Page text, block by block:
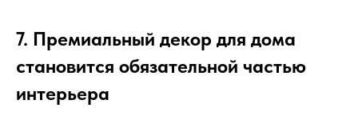
7. Премиальный декор для дома
становится обязательной частью
интерьера